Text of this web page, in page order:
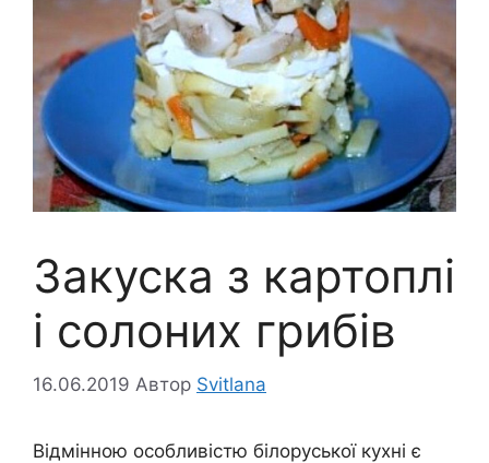
Закуска з картоплі
і солоних грибів
16.06.2019 Автор Svitlana
Відмінною особливістю білоруської кухні є